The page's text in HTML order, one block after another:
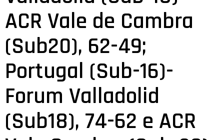
ACR Vale de Cambra
(Sub20), 62-49;
Portugal (Sub-16)-
Forum Valladolid
(Sub18), 74-62 e ACR